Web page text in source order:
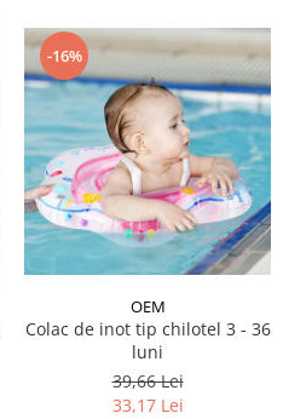
-16%
OEM
Colac de inot tip chilotel 3 - 36
luni
39,66 Lei
33,17 Lei